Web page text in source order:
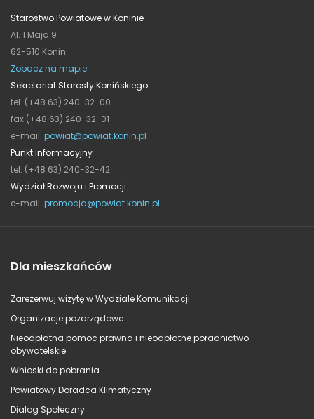
Starostwo Powiatowe w Koninie
Al. 1 Maja 9
62-510 Konin
Zobacz na mapie
Sekretariat Starosty Konińskiego
tel. (+48 63) 240-32-00
fax (+48 63) 240-32-01
e-mail: powiat@powiat.konin.pl
Punkt informacyjny
tel. (+48 63) 240-32-42
Wydział Rozwoju i Promocji
e-mail: promocja@powiat.konin.pl
Dla mieszkańców
Zarezerwuj wizytę w Wydziale Komunikacji
Organizacje pozarządowe
Nieodpłatna pomoc prawna i nieodpłatne poradnictwo
obywatelskie
Wnioski do pobrania
Powiatowy Doradca Klimatyczny
Dialog Społeczny